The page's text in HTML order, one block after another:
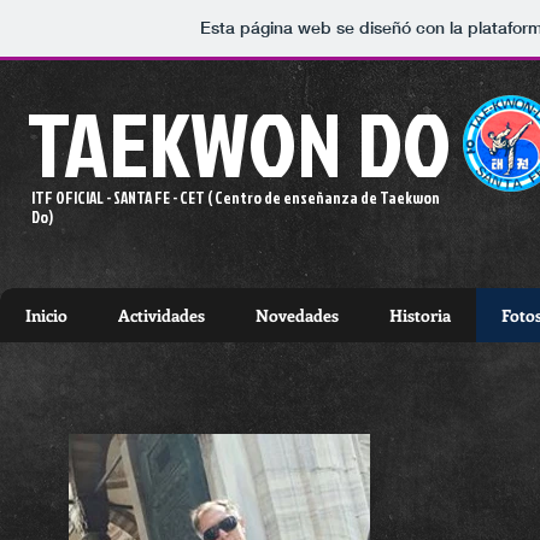
Esta página web se diseñó con la
TAEKWON DO
ITF OFICIAL - SANTA FE -CET ( Centro de enseñanza de Taekwon
Do)
Inicio Actividades Novedades Historia